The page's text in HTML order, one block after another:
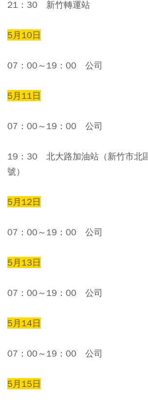
21：30 新竹轉運站
5月10日
07：00～19：00 公司
5月11日
07：00～19：00 公司
19：30 北大路加油站（新竹市北
號）
5月12日
07：00～19：00 公司
5月13日
07：00～19：00 公司
5月14日
07：00～19：00 公司
5月15日